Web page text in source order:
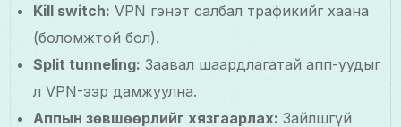
Kill switch: VPN гэнэт салбал трафикийг хаана
(боломжтой бол).
Split tunneling: Заавал шаардлагатай апп-уудыг
л VPN-ээр дамжуулна.
Аппын зөвшөөрлийг хязгаарлах: Зайлшгүй